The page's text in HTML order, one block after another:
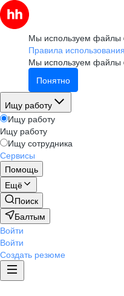
Мы используем файлы
Правила
Мы используем файлы
Понятно
Ищу работу
Ищу работу
Ищу работу
Ищу сотрудника
Сервисы
Помощь
Ещё
Поиск
Балтым
Войти
Войти
Создать резюме